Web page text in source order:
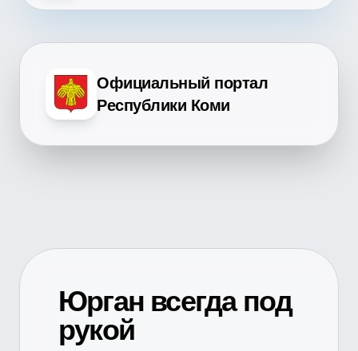
Официальный портал
Республики Коми
Юрган всегда под
рукой